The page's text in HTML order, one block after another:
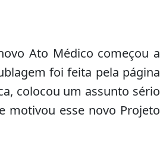
para
baixo
para
ou
Ato Médico começou a
foi feita pela página
colocou um assunto sério
motivou esse novo Projeto